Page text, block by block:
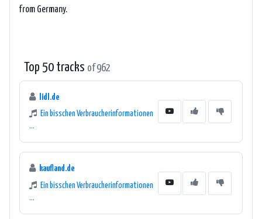
from Germany.
Top 50 tracks of 962
lidl.de
Ein bisschen Verbraucherinformationen
...
kaufland.de
Ein bisschen Verbraucherinformationen
...